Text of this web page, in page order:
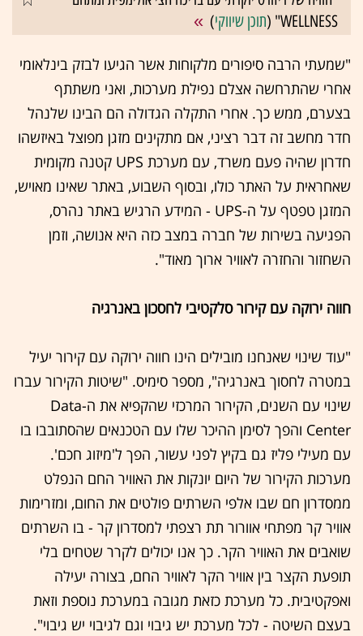
WELLNESS" (
תוכן שיווקי)
"שמעתי הרבה סיפורים מלקוחות אשר הגיעו לבזק בינלאומי
אחרי שהתרחשה אצלם נפילת מערכות, ואני משתתף
בצערם, ממש כך. אחרי התקלה הגדולה הם הבינו שלנהל
חדר מחשב זה דבר רציני, אם מתקינים מזגן מפוצל באיזשהו
חדרון שהיה פעם משרד, עם מערכת UPS
קטנה מקומית
שאחראית על האתר כולו, ובסוף השבוע, באתר שאינו מאויש,
המזגן טפטף על ה-UPS - המידע הרגיש באתר נהרס,
הפגיעה בשירות של חברה במצב כזה היא אנושה, וזמן
השחזור והחזרה לאוויר ארוך מאוד".
חווה ירוקה עם קירור סלקטיבי לחסכון באנרגיה
"עוד שינוי שאנחנו מובילים הינו חווה ירוקה עם קירור יעיל
במטרה לחסוך באנרגיה", מספר סימיס. "שיטות הקירור עברו
שינוי עם השנים, הקירור המרכזי שהקפיא את ה-Data
Center והפך לסימן ההיכר שלו עם הטכנאים שהסתובבו בו
עם מעילי פליז גם בקיץ לפני עשור, הפך ל'מיזוג חכם'.
מערכות הקירור של היום יונקות את האוויר החם הנפלט
ממסדרון חם שבו אלפי השרתים פולטים את החום, ומזרימות
אוויר קר מפתחי אוורור תת רצפתי למסדרון קר - בו השרתים
שואבים את האוויר הקר. כך אנו יכולים לקרר שטחים בלי
תופעת הקצר בין אוויר הקר לאוויר החם, בצורה יעילה
ואפקטיבית. כל מערכת כזאת מגובה במערכת נוספת וזאת
בעצם השיטה - לכל מערכת יש גיבוי וגם לגיבוי יש גיבוי".